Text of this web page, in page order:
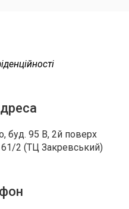
буд. 95 В, 2й поверх
2 (ТЦ Закревський)